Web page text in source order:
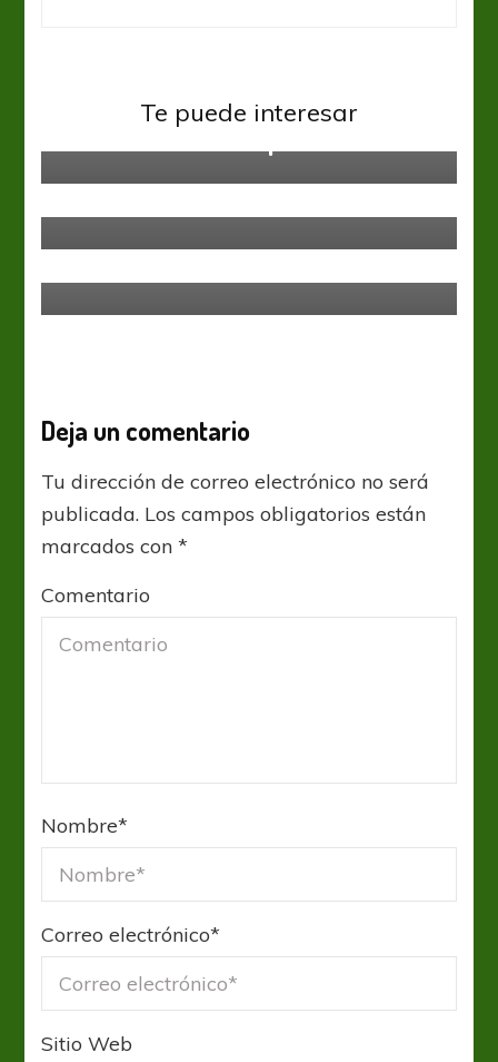
Te puede interesar
Sin categoría
El fenómeno La Volpe
Deja un comentario
Tu dirección de correo electrónico no será
publicada. Los campos obligatorios están
marcados con*
Comentario
Nombre*
Correo electrónico*
Sitio Web